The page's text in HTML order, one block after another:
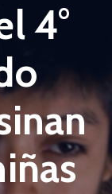
4°